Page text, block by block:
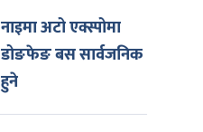
नाइमा अटो एक्स्पोमा
डोङफेङ बस सार्वजनिक
हुने